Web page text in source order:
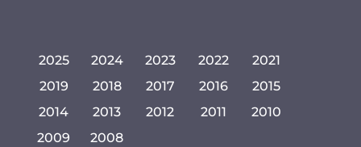
2025 2024 2023 2022
2021
2019
2018 2017 2016
2015
2014
2013 2012 2011
2010
2009
2008